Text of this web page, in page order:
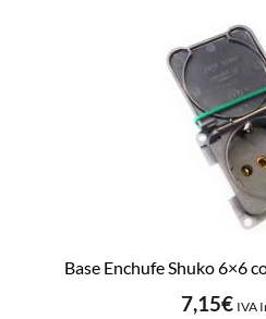
Base Enchufe Shuko 6×6
7,15€ IVA